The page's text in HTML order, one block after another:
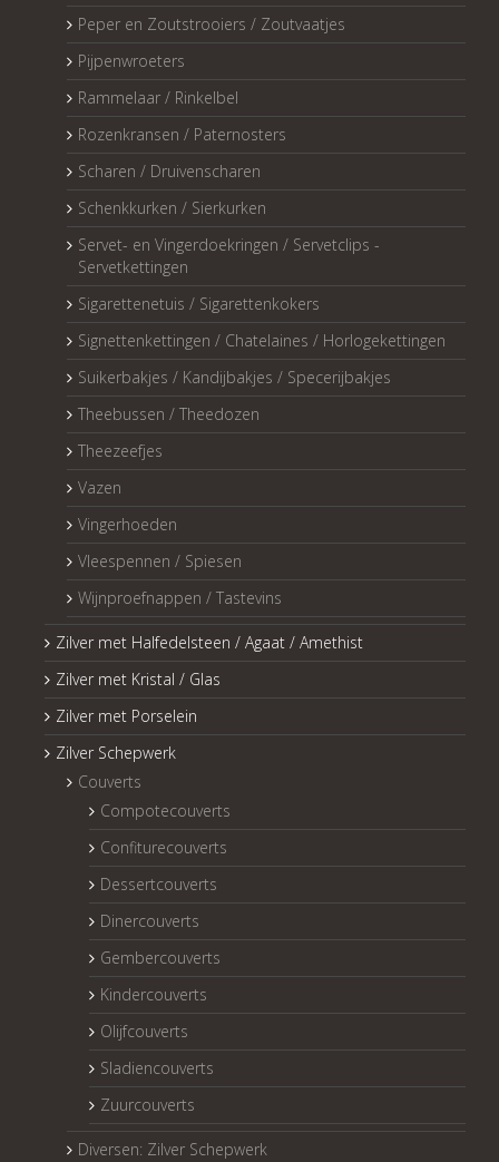
Peper en Zoutstrooiers / Zoutvaatjes
Pijpenwroeters
Rammelaar / Rinkelbel
Rozenkransen / Paternosters
Scharen / Druivenscharen
Schenkkurken / Sierkurken
Servet- en Vingerdoekringen / Servetclips -
Servetkettingen
Sigarettenetuis / Sigarettenkokers
Signettenkettingen / Chatelaines / Horlogekettingen
Suikerbakjes / Kandijbakjes / Specerijbakjes
Theebussen / Theedozen
Theezeefjes
Vazen
Vingerhoeden
Vleespennen / Spiesen
Wijnproefnappen / Tastevins
Zilver met Halfedelsteen / Agaat / Amethist
Zilver met Kristal / Glas
Zilver met Porselein
Zilver Schepwerk
Couverts
Compotecouverts
Confiturecouverts
Dessertcouverts
Dinercouverts
Gembercouverts
Kindercouverts
Olijfcouverts
Sladiencouverts
Zuurcouverts
Diversen: Zilver Schepwerk